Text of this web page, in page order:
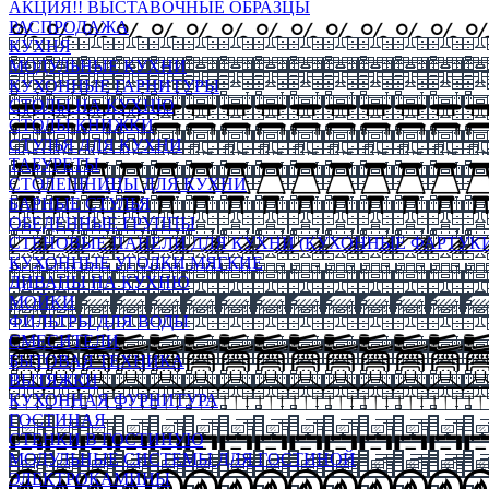
АКЦИЯ!! ВЫСТАВОЧНЫЕ ОБРАЗЦЫ
РАСПРОДАЖА
КУХНЯ
МОДУЛЬНЫЕ КУХНИ
КУХОННЫЕ ГАРНИТУРЫ
СТОЛЫ НА КУХНЮ
СТОЛЫ КНИЖКИ
СТУЛЬЯ ДЛЯ КУХНИ
ТАБУРЕТЫ
СТОЛЕШНИЦЫ ДЛЯ КУХНИ
БАРНЫЕ СТУЛЬЯ
ОБЕДЕННЫЕ ГРУППЫ
СТЕНОВЫЕ ПАНЕЛИ ДЛЯ КУХНИ (КУХОННЫЕ
КУХОННЫЕ УГОЛКИ МЯГКИЕ
ДИВАНЫ НА КУХНЮ
МОЙКИ
ФИЛЬТРЫ ДЛЯ ВОДЫ
СМЕСИТЕЛИ
БЫТОВАЯ ТЕХНИКА
ВЫТЯЖКИ
КУХОННАЯ ФУРНИТУРА
ГОСТИНАЯ
СТЕНКИ В ГОСТИНУЮ
МОДУЛЬНЫЕ СИСТЕМЫ ДЛЯ ГОСТИНОЙ
ЭЛЕКТРОКАМИНЫ